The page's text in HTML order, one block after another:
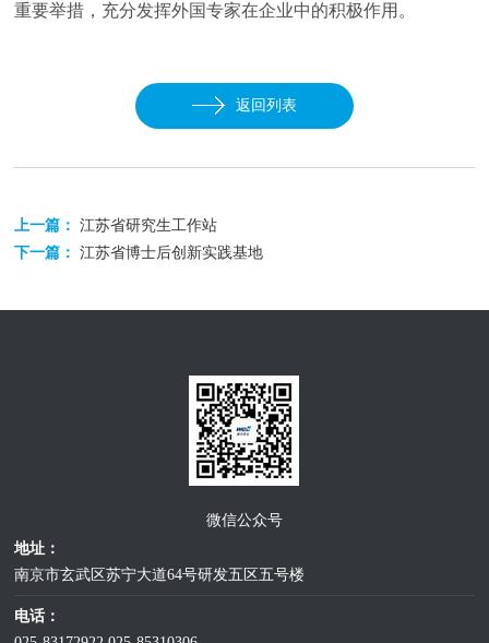
重要举措，充分发挥外国专家在企业中的积极作用。
返回列表
上一篇：江苏省研究生工作站
下一篇：江苏省博士后创新实践基地
微信公众号
地址：
南京市玄武区苏宁大道64号研发五区五号楼
电话：